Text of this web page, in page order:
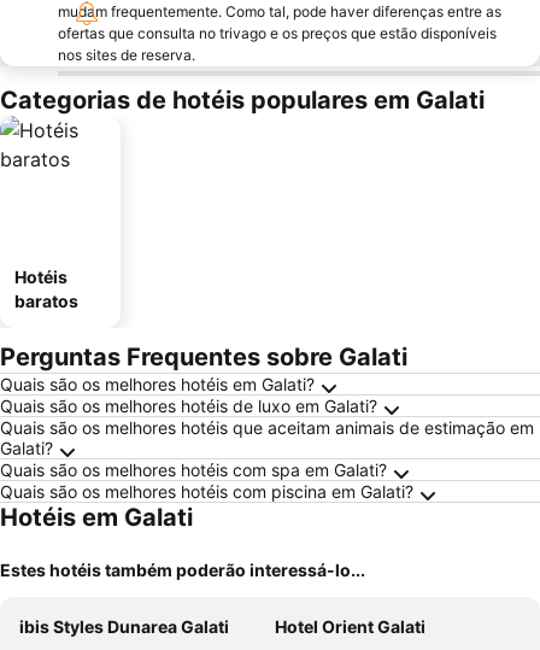
mudam frequentemente. Como tal, pode haver diferenças entre as
ofertas que consulta no trivago e os preços que estão disponíveis
nos sites de reserva.
Categorias de hotéis populares em Galati
Hotéis
baratos
Perguntas Frequentes sobre Galati
Quais são os melhores hotéis em Galati?
Quais são os melhores hotéis de luxo em Galati?
Quais são os melhores hotéis que aceitam animais de estimação em
Galati?
Quais são os melhores hotéis com spa em Galati?
Quais são os melhores hotéis com piscina em Galati?
Hotéis em Galati
Estes hotéis também poderão interessá-lo...
ibis Styles Dunarea Galati
Hotel Orient Galati